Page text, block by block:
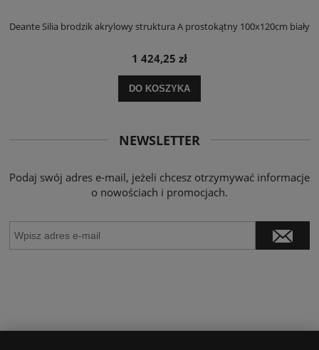
Deante Silia brodzik akrylowy struktura A prostokątny 100x120cm biały
1 424,25 zł
DO KOSZYKA
NEWSLETTER
Podaj swój adres e-mail, jeżeli chcesz otrzymywać informacje
o nowościach i promocjach.